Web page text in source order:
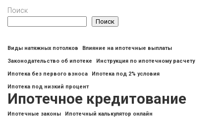
Поиск
Поиск
Виды натяжных потолков
Влияние на ипотечные выплаты
Законодательство об ипотеке
Инструкция по ипотечному расчету
Ипотека без первого взноса
Ипотека под 2% условия
Ипотека под низкий процент
Ипотечное кредитование
Ипотечные законы
Ипотечный калькулятор онлайн